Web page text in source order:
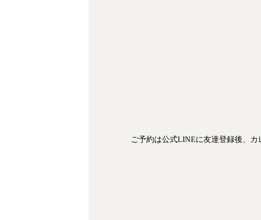
ご予約は公式LINEに友達登録後、